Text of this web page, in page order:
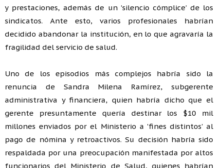
y prestaciones, además de un 'silencio cómplice' de los
sindicatos. Ante esto, varios profesionales habrían
decidido abandonar la institución, en lo que agravaría la
fragilidad del servicio de salud.
Uno de los episodios más complejos habría sido la
renuncia de Sandra Milena Ramírez, subgerente
administrativa y financiera, quien habría dicho que el
gerente presuntamente quería destinar los $10 mil
millones enviados por el Ministerio a 'fines distintos' al
pago de nómina y retroactivos. Su decisión habría sido
respaldada por una preocupación manifestada por altos
funcionarios del Ministerio de Salud, quienes habrían